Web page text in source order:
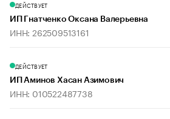
ДЕЙСТВУЕТ
ИП Гнатченко Оксана Валерьевна
ИНН: 262509513161
ДЕЙСТВУЕТ
ИП Аминов Хасан Азимович
ИНН: 010522487738